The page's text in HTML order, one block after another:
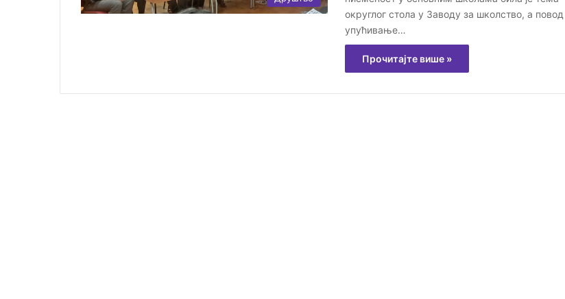
округлог стола у Заводу за школство, а повод
упућивање…
Прочитајте више »